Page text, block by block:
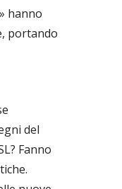
hanno
portando
del
Fanno